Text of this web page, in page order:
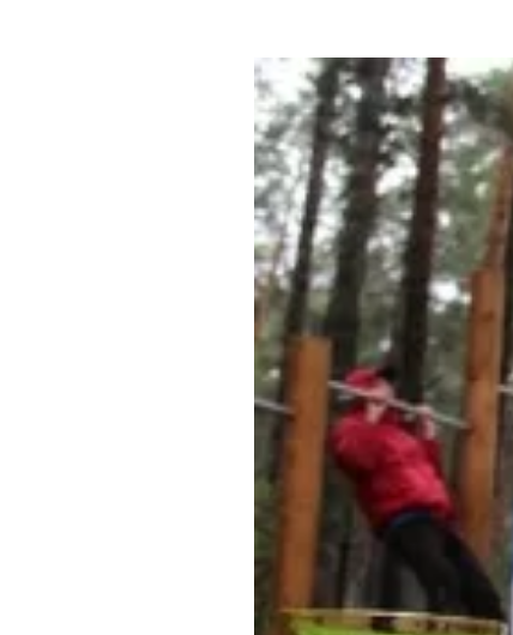
Придорожные кафе
Другие рубрики
Реестр туроператоров
Реестр туристических
агентств Алтайского края